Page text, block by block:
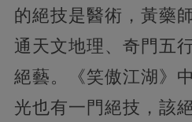
的絕技是醫術，黃藥
通天文地理、奇門五
絕藝。《笑傲江湖》
光也有一門絕技，該